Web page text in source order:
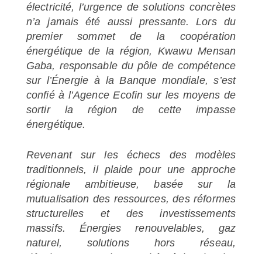
électricité, l’urgence de solutions concrètes
n’a jamais été aussi pressante. Lors du
premier sommet de la coopération
énergétique de la région, Kwawu Mensan
Gaba, responsable du pôle de compétence
sur l’Énergie à la Banque mondiale, s’est
confié à l’Agence Ecofin sur les moyens de
sortir la région de cette impasse
énergétique.
Revenant sur les échecs des modèles
traditionnels, il plaide pour une approche
régionale ambitieuse, basée sur la
mutualisation des ressources, des réformes
structurelles et des investissements
massifs. Énergies renouvelables, gaz
naturel, solutions hors réseau,